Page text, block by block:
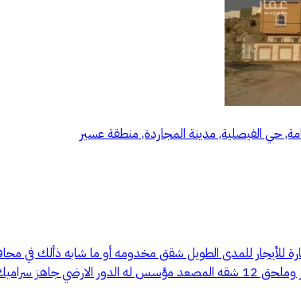
حي الفيصلية, مدينة المجاردة, منطقة عسير
للأيجار للمدى الطويل شقق مخدومه أو ما شابه ذألك